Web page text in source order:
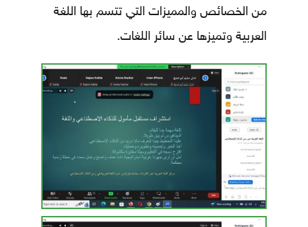
من الخصائص والمميزات التي تتسم بها اللغة
العربية وتميزها عن سائر اللغات.